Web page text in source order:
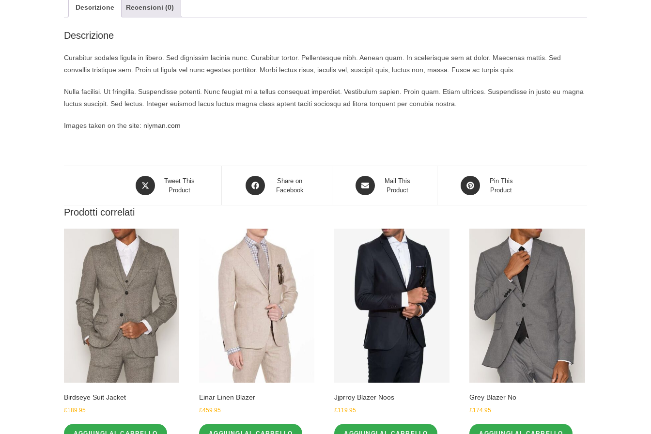
Descrizione Recensioni (0)
Descrizione
Curabitur sodales ligula in libero. Sed dignissim lacinia nunc. Curabitur tortor. Pellentesque nibh. Aenean quam. In scelerisque sem at dolor. Maecenas mattis. Sed
convallis tristique sem. Proin ut ligula vel nunc egestas porttitor. Morbi lectus risus, iaculis vel, suscipit quis, luctus non, massa. Fusce ac turpis quis.
Nulla facilisi. Ut fringilla. Suspendisse potenti. Nunc feugiat mi a tellus consequat imperdiet. Vestibulum sapien. Proin quam. Etiam ultrices. Suspendisse in justo eu magna
luctus suscipit. Sed lectus. Integer euismod lacus luctus magna class aptent taciti sociosqu ad litora torquent per conubia nostra.
Images taken on the site: nlyman.com
Tweet This
Product
Share on
Facebook
Mail This
Product
Pin This
Product
Prodotti correlati
Birdseye Suit Jacket
£189.95
Einar Linen Blazer
£459.95
Jjprroy Blazer Noos
£119.95
Grey Blazer No
£174.95